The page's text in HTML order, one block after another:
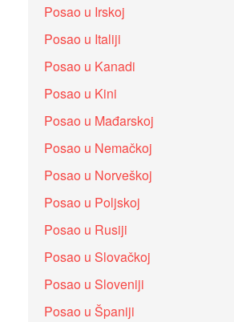
Posao u Irskoj
Posao u Italiji
Posao u Kanadi
Posao u Kini
Posao u Mađarskoj
Posao u Nemačkoj
Posao u Norveškoj
Posao u Poljskoj
Posao u Rusiji
Posao u Slovačkoj
Posao u Sloveniji
Posao u Španiji